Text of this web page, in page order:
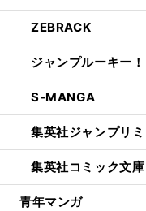
ZEBRACK
ジャンプルーキー！
S-MANGA
集英社ジャンプリ
集英社コミック文庫
青年マンガ